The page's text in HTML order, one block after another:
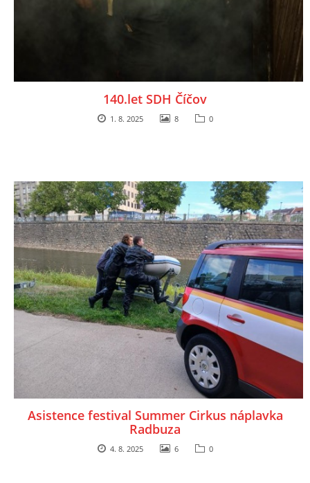
140.let SDH Číčov
1. 8. 2025 8 0
Asistence festival Summer Cirkus náplavka
Radbuza
4. 8. 2025 6 0